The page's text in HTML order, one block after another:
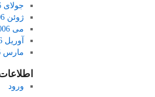
جولای 2006
ژوئن 2006
می 2006
آوریل 2006
مارس 2006
ورود